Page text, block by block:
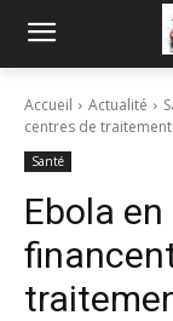
Accueil Actualité
centres de traitement
Santé
Ebola